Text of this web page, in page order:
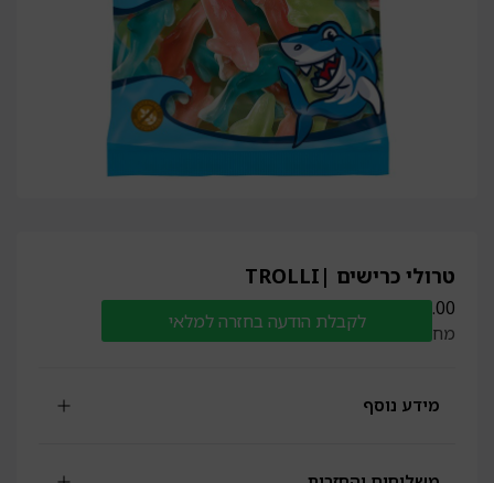
טרולי כרישים |TROLLI
₪12.00
מחיר ל100 גרם: 6 ₪
לקבלת הודעה בחזרה למלאי
מידע נוסף